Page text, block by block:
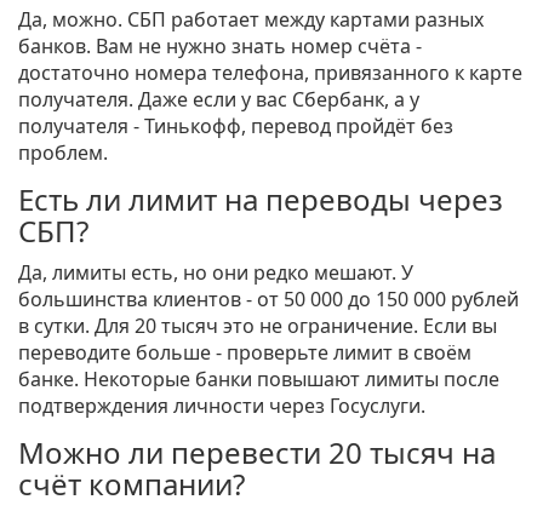
Да, можно. СБП работает между картами разных
банков. Вам не нужно знать номер счёта -
достаточно номера телефона, привязанного к карте
получателя. Даже если у вас Сбербанк, а у
получателя - Тинькофф, перевод пройдёт без
проблем.
Есть ли лимит на переводы через
СБП?
Да, лимиты есть, но они редко мешают. У
большинства клиентов - от 50 000 до 150 000 рублей
в сутки. Для 20 тысяч это не ограничение. Если вы
переводите больше - проверьте лимит в своём
банке. Некоторые банки повышают лимиты после
подтверждения личности через Госуслуги.
Можно ли перевести 20 тысяч на
счёт компании?